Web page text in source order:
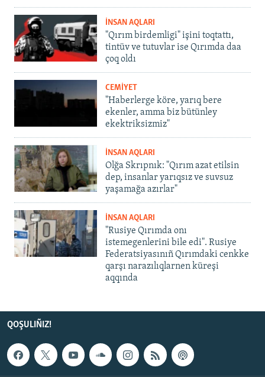
İNSAN AQLARI
"Qırım birdemligi" işini toqtattı,
tintüv ve tutuvlar ise Qırımda daa
çoq oldı
CEMİYET
"Haberlerge köre, yarıq bere
ekenler, amma biz bütünley
ekektriksizmiz"
İNSAN AQLARI
Olğa Skrıpnık: "Qırım azat etilsin
dep, insanlar yarıqsız ve suvsuz
yaşamağa azırlar"
İNSAN AQLARI
"Rusiye Qırımda onı
istemegenlerini bile edi". Rusiye
Federatsiyasınıñ Qırımdaki cenkke
qarşı narazılıqlarnen küreşi
aqqında
QOŞULIÑIZ!